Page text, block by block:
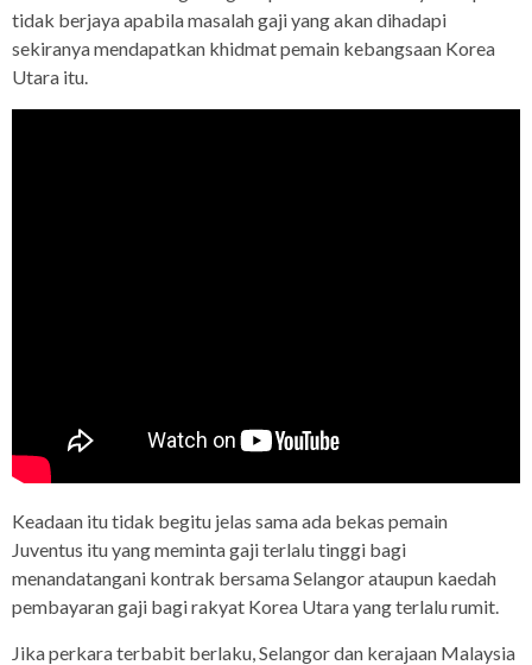
tidak berjaya apabila masalah gaji yang akan dihadapi
sekiranya mendapatkan khidmat pemain kebangsaan Korea
Utara itu.
Keadaan itu tidak begitu jelas sama ada bekas pemain
Juventus itu yang meminta gaji terlalu tinggi bagi
menandatangani kontrak bersama Selangor ataupun kaedah
pembayaran gaji bagi rakyat Korea Utara yang terlalu rumit.
Jika perkara terbabit berlaku, Selangor dan kerajaan Malaysia